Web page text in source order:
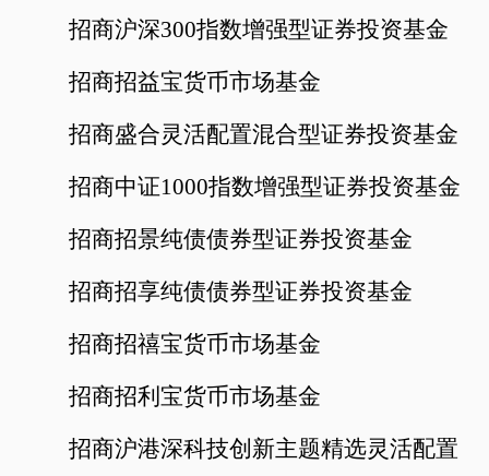
招商沪深300指数增强型证券投资基金
招商招益宝货币市场基金
招商盛合灵活配置混合型证券投资基金
招商中证1000指数增强型证券投资基金
招商招景纯债债券型证券投资基金
招商招享纯债债券型证券投资基金
招商招禧宝货币市场基金
招商招利宝货币市场基金
招商沪港深科技创新主题精选灵活配置